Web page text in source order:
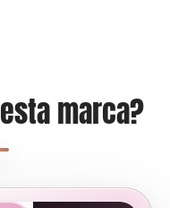
marca?